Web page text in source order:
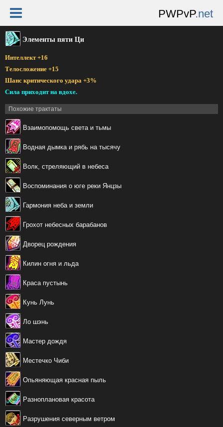
PWPvP.net
Элементы пяти Ци
Интеллект +16
Телосложение +15
Шанс критического удара +3%
Сила приходит на вдохе.
Похожие трактаты
Взаимопомощь света и тьмы
Водная дымка и рябь на тысячу
Волк, стреляющий в небеса
Воспоминания о юге реки Янцзы
Гармония неба и земли
Грохот небесных барабанов
Дворец рождения
Килин огня и льда
Краса пустынь
Кунь Лунь
Ло шэнь
Мастер дождя
Местечко Чиби
Опьяняющая красная пыль
Разноплановая красота
Разрушения северным ветром